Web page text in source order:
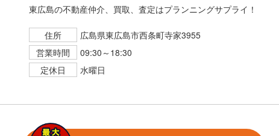
東広島の不動産仲介、買取、査定はプランニングサプライ！
住所
広島県東広島市西条町寺家3955
営業時間
09:30～18:30
定休日
水曜日